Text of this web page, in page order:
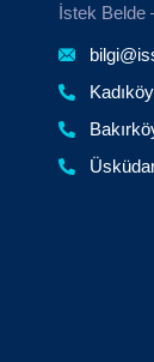
İstek Belde